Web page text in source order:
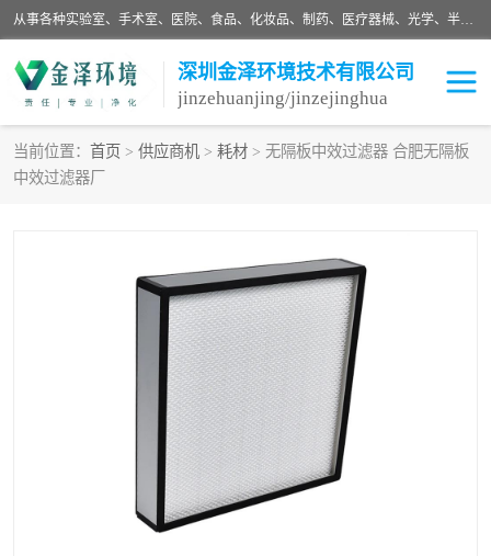
从事各种实验室、手术室、医院、食品、化妆品、制药、医疗器械、光学、半导体、精密电子等无尘车间行业的洁净车间装修设计、净化设备、恒温恒湿空调的设计制作与安装、净化系统工程项目施工及其技术支持服务。
深圳金泽环境技术有限公司
jinzehuanjing/jinzejinghua
当前位置： 首页 > 供应商机 > 耗材 > 无隔板中效过滤器 合肥无隔板
中效过滤器厂
耗材
GMP车间净化
生命工程
食品饮料
光电车间
恒温恒湿净化空调